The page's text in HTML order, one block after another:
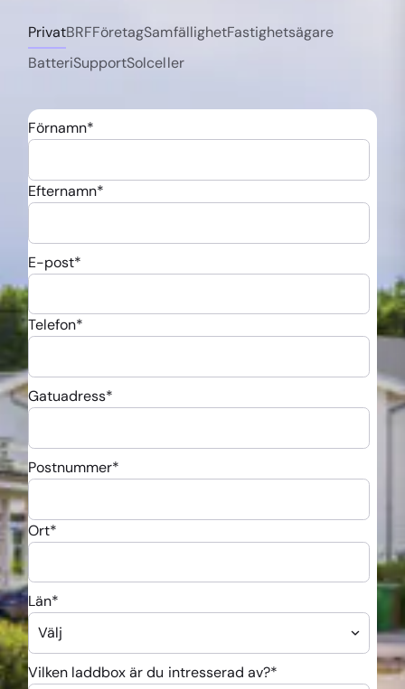
PrivatBRFFöretagSamfällighetFastighetsägare
BatteriSupportSolceller
Förnamn*
Efternamn*
E-post*
Telefon*
Gatuadress*
Postnummer*
Ort*
Län*
Vilken laddbox är du intresserad av?*